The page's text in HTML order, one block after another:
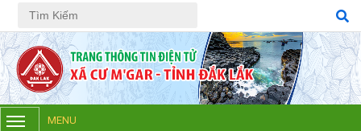
Tiếng Việt Tiếng Anh
MENU